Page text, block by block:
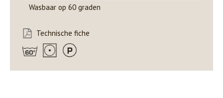
Wasbaar op 60 graden
Technische fiche